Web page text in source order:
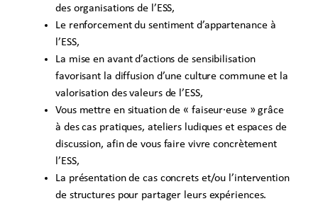
des organisations de l’ESS,
Le renforcement du sentiment d’appartenance à
l’ESS,
La mise en avant d’actions de sensibilisation
favorisant la diffusion d’une culture commune et la
valorisation des valeurs de l’ESS,
Vous mettre en situation de « faiseur·euse » grâce
à des cas pratiques, ateliers ludiques et espaces de
discussion, afin de vous faire vivre concrètement
l’ESS,
La présentation de cas concrets et/ou l’intervention
de structures pour partager leurs expériences.